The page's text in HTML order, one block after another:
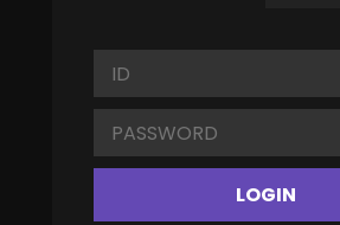
LOGIN